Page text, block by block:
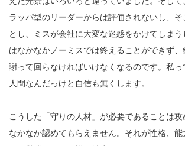
ラッパ型のリーダーからは評価されないし、
とし、ミスが会社に大変な迷惑をかけてしま
はなかなかノーミスでは終えることができず、
謝って回らなければいけなくなるのです。私
人間なんだっけと自信も無くします。
こうした「守りの人材」が必要であることは
なかなか認めてもらえません。それが性格、